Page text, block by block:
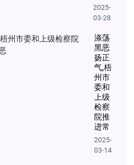
2025-
03-28
涤荡
黑恶
扬正
气,梧
州市
委和
上级
检察
院推
进常
2025-
03-14